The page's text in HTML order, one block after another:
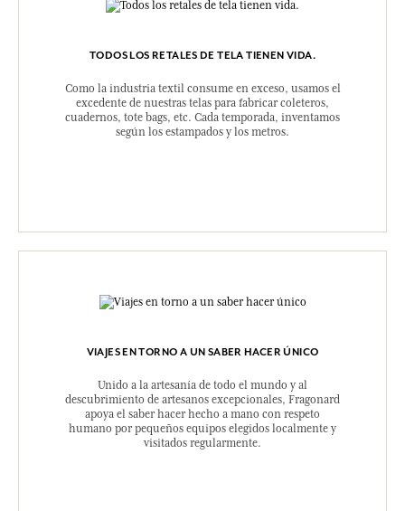
TODOS LOS RETALES DE TELA TIENEN VIDA.
Como la industria textil consume en exceso, usamos el
excedente de nuestras telas para fabricar coleteros,
cuadernos, tote bags, etc. Cada temporada, inventamos
según los estampados y los metros.
VIAJES EN TORNO A UN SABER HACER ÚNICO
Unido a la artesanía de todo el mundo y al
descubrimiento de artesanos excepcionales, Fragonard
apoya el saber hacer hecho a mano con respeto
humano por pequeños equipos elegidos localmente y
visitados regularmente.